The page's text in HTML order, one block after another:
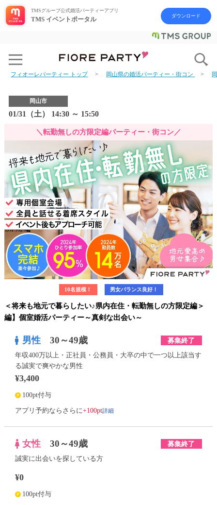
TMSグループ公式婚活パーティーアプリ
TMS イベントポータル ダウンロード
フィオーレパーティー トップ 岡山県の婚活パーティー・街コン
岡山市
01/31（土） 14:30 ～ 15:50
＼転勤無しの方限定編パーティー・街コン／
10名規模！ 男女バランス良好！
＜将来も地元で暮らしたい♪県内在住・転勤無しの方限定編＞
編】個室婚活パーティー～真剣な出会い～
男性 30～49歳 募集終了
年収400万以上・正社員・公務員・大卒の中で一つ以上該当す
る誠実で爽やかな男性
¥3,400
100pt付与
アプリ予約ならさらに+100pt詳細
女性 30～49歳 募集終了
誠実に出会いを探している方
¥0
100pt付与